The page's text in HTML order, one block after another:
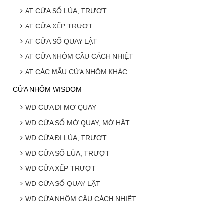
AT CỬA SỔ LÙA, TRƯỢT
AT CỬA XẾP TRƯỢT
AT CỬA SỔ QUAY LẬT
AT CỬA NHÔM CẦU CÁCH NHIỆT
AT CÁC MẪU CỬA NHÔM KHÁC
CỬA NHÔM WISDOM
WD CỬA ĐI MỞ QUAY
WD CỬA SỔ MỞ QUAY, MỞ HẤT
WD CỬA ĐI LÙA, TRƯỢT
WD CỬA SỔ LÙA, TRƯỢT
WD CỬA XẾP TRƯỢT
WD CỬA SỔ QUAY LẬT
WD CỬA NHÔM CẦU CÁCH NHIỆT